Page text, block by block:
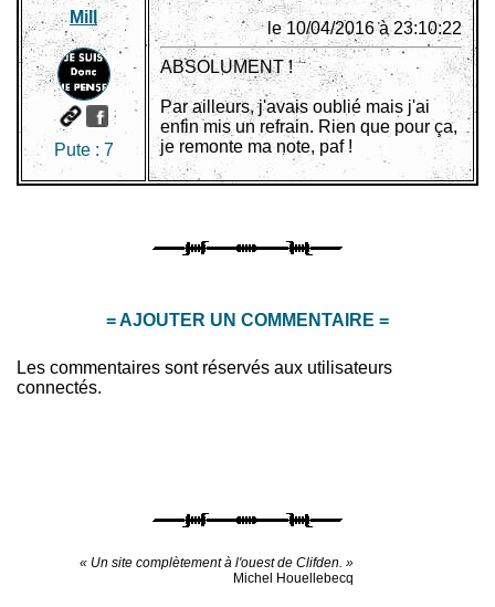
Mill
Pute : 7
le 10/04/2016 à 23:10:22
ABSOLUMENT !
Par ailleurs, j'avais oublié mais j'ai
enfin mis un refrain. Rien que pour ça,
je remonte ma note, paf !
= AJOUTER UN COMMENTAIRE =
Les commentaires sont réservés aux utilisateurs
connectés.
« Un site complètement à l'ouest de Clifden. »
Michel Houellebecq